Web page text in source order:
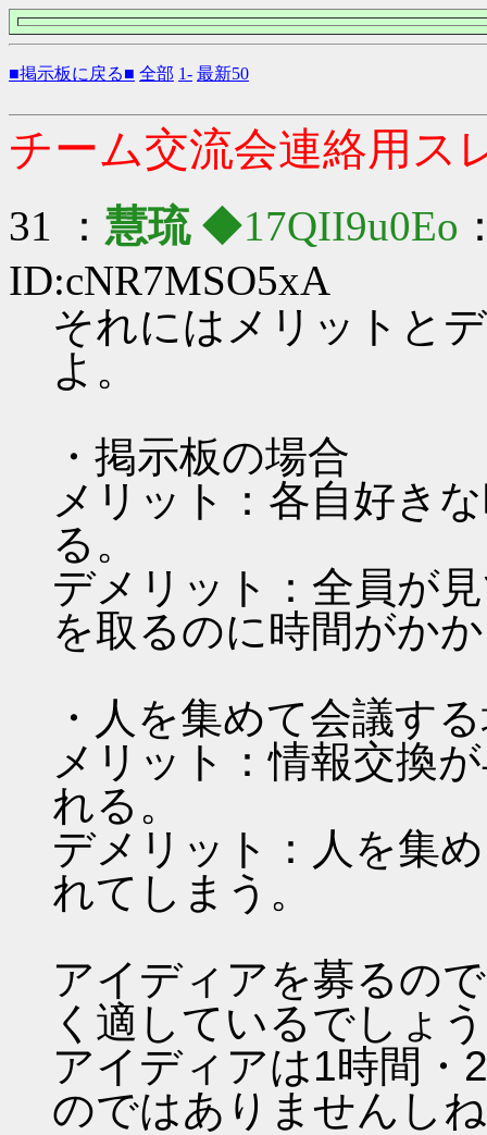
■掲示板に戻る■ 全部 1- 最新50
チーム交流会連絡用ス
31 ： 慧琉◆17QII9u0Eo
ID:cNR7MSO5xA
それにはメリットと
よ。
・掲示板の場合
メリット：各自好き
る。
デメリット：全員が
を取るのに時間がか
・人を集めて会議す
メリット：情報交換
れる。
デメリット：人を集
れてしまう。
アイディアを募るの
く適しているでしょ
アイディアは1時間・
のではありませんし